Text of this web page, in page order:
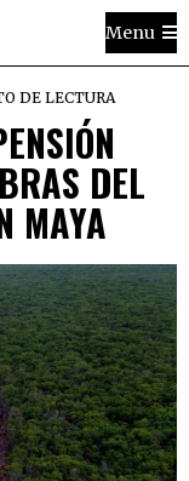
Menu
DE LECTURA
DEL
MAYA